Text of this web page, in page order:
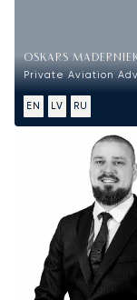
OSKARS
Private Aviation
EN LV RU